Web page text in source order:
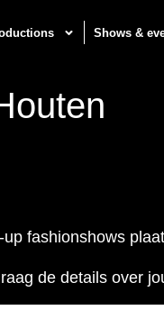
Shows &
fashionshows
de details over